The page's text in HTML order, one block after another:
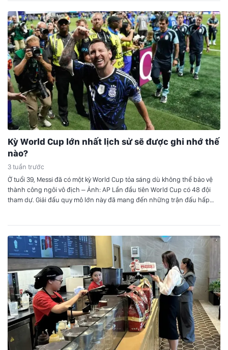
Kỳ World Cup lớn nhất lịch sử sẽ được ghi nhớ thế
nào?
3 tuần trước
Ở tuổi 39, Messi đã có một kỳ World Cup tỏa sáng dù không thể bảo vệ
thành công ngôi vô địch – Ảnh: AP Lần đầu tiên World Cup có 48 đội
tham dự. Giải đấu quy mô lớn này đã mang đến những trận đấu hấp